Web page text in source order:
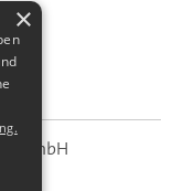
GmbH
×